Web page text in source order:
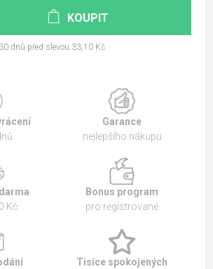
KOUPIT
dnů před slevou:33,10 Kč
Garance
nejlepšího nákupu
Kč
Bonus program
pro registrované
Tisíce spokojených